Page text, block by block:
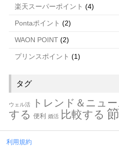
楽天スーパーポイント (4)
Pontaポイント (2)
WAON POINT(2)
プリンスポイント (1)
タグ
ウェル活 トレンド＆ニュー
する 便利 婚活 比較する
利用規約